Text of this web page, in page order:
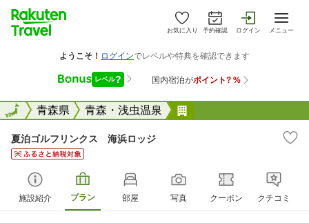
お気に入り 予約確認 ログイン メニュー
全国青森県 青森・浅虫温泉
全国
夏泊ゴルフリンクス 海浜ロッジ
施設紹介 プラン 部屋 写真 クーポン クチコミ